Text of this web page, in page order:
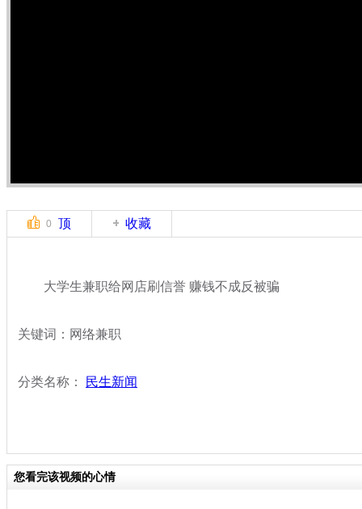
0 顶 收藏
大学生兼职给网店刷信誉 赚钱不成反被骗
关键词：网络兼职
分类名称： 民生新闻
您看完该视频的心情